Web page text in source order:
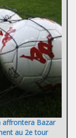
affrontera Bazar
au 2e tour